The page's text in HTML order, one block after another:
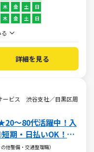
木 金 土 日
木 金 土 日
詳細を見る
ービス 渋谷支社／目黒区周
～80代活躍中！入
期・日払いOK！副
他警備・交通整理職）